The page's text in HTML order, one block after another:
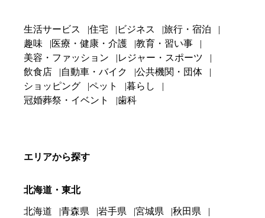
生活サービス 住宅 ビジネス
旅行・宿泊
趣味
医療・健康・介護
教育・習い事
美容・ファッション
レジャー・スポーツ
飲食店
自動車・バイク
公共機関・団体
ショッピング
ペット
暮らし
冠婚葬祭・イベント
歯科
エリアから探す
北海道・東北
北海道 青森県 岩手県 宮城県
秋田県